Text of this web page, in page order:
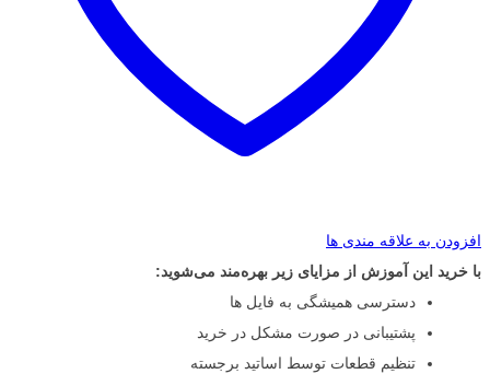
افزودن به علاقه مندی ها
با خرید این آموزش از مزایای زیر بهره‌مند می‌شوید:
دسترسی همیشگی به فایل ها
پشتیبانی در صورت مشکل در خرید
تنظیم قطعات توسط اساتید برجسته